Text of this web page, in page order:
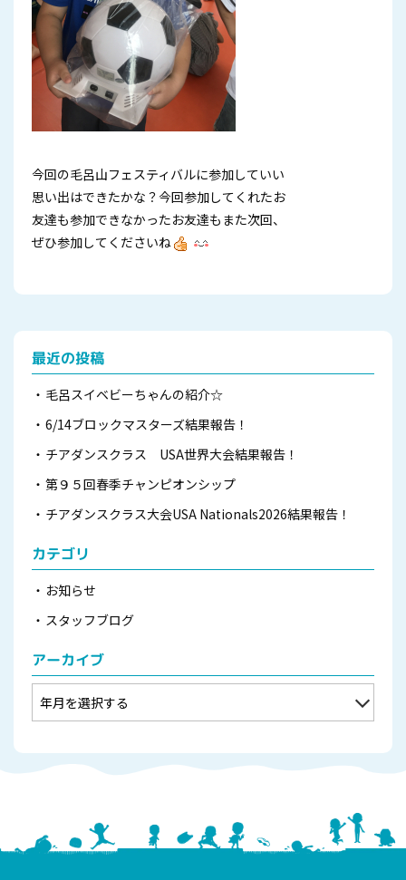
今回の毛呂山フェスティバルに参加していい
思い出はできたかな？今回参加してくれたお
友達も参加できなかったお友達もまた次回、
ぜひ参加してくださいね
最近の投稿
毛呂スイベビーちゃんの紹介☆
6/14ブロックマスターズ結果報告！
チアダンスクラス USA世界大会結果報告！
第９５回春季チャンピオンシップ
チアダンスクラス大会USA Nationals2026結果報告！
カテゴリ
お知らせ
スタッフブログ
アーカイブ